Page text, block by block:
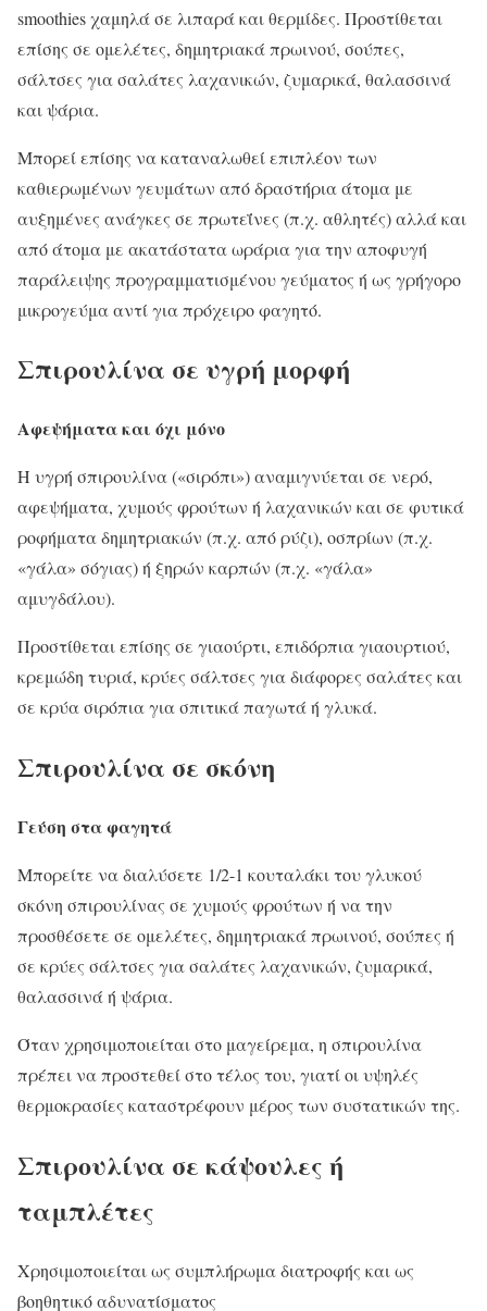
smoothies χαμηλά σε λιπαρά και θερμίδες. Προστίθεται
επίσης σε ομελέτες, δημητριακά πρωινού, σούπες,
σάλτσες για σαλάτες λαχανικών, ζυμαρικά, θαλασσινά
και ψάρια.
Μπορεί επίσης να καταναλωθεί επιπλέον των
καθιερωμένων γευμάτων από δραστήρια άτομα με
αυξημένες ανάγκες σε πρωτεΐνες (π.χ. αθλητές) αλλά και
από άτομα με ακατάστατα ωράρια για την αποφυγή
παράλειψης προγραμματισμένου γεύματος ή ως γρήγορο
μικρογεύμα αντί για πρόχειρο φαγητό.
Σπιρουλίνα σε υγρή μορφή
Αφεψήματα και όχι μόνο
Η υγρή σπιρουλίνα («σιρόπι») αναμιγνύεται σε νερό,
αφεψήματα, χυμούς φρούτων ή λαχανικών και σε φυτικά
ροφήματα δημητριακών (π.χ. από ρύζι), οσπρίων (π.χ.
«γάλα» σόγιας) ή ξηρών καρπών (π.χ. «γάλα»
αμυγδάλου).
Προστίθεται επίσης σε γιαούρτι, επιδόρπια γιαουρτιού,
κρεμώδη τυριά, κρύες σάλτσες για διάφορες σαλάτες και
σε κρύα σιρόπια για σπιτικά παγωτά ή γλυκά.
Σπιρουλίνα σε σκόνη
Γεύση στα φαγητά
Μπορείτε να διαλύσετε 1/2-1 κουταλάκι του γλυκού
σκόνη σπιρουλίνας σε χυμούς φρούτων ή να την
προσθέσετε σε ομελέτες, δημητριακά πρωινού, σούπες ή
σε κρύες σάλτσες για σαλάτες λαχανικών, ζυμαρικά,
θαλασσινά ή ψάρια.
Όταν χρησιμοποιείται στο μαγείρεμα, η σπιρουλίνα
πρέπει να προστεθεί στο τέλος του, γιατί οι υψηλές
θερμοκρασίες καταστρέφουν μέρος των συστατικών της.
Σπιρουλίνα σε κάψουλες ή
ταμπλέτες
Χρησιμοποιείται ως συμπλήρωμα διατροφής και ως
βοηθητικό αδυνατίσματος